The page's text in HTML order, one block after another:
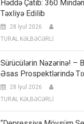
Həddə Çatıb: 360
Təxliyə Edilib
28 İyul 2026
TURAL KƏLBƏCƏRLİ
Sürücülərin Nəzərinə! –
Əsas Prospektlərində
28 İyul 2026
TURAL KƏLBƏCƏRLİ